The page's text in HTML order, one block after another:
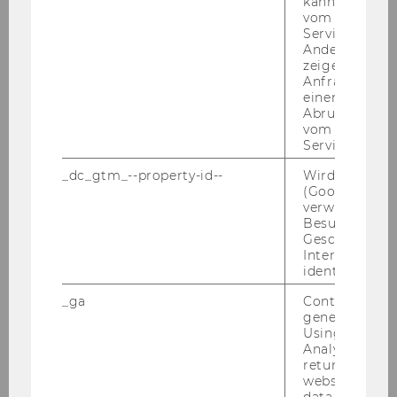
Arbeitnehmerinnen und Arbeitnehmern der
Wirtschaftsuniversität Wien (Abschluss von
Werkverträgen, freien Dienstverträgen sowie
Arbeitsverträgen entsprechend den näheren
Bestimmungen der Richtlinie) bevollmächtigt:
Mag. Gerald Berger, MSc.
MSc Program in Applied
vom AMP-
Service
Andere
zeigen Opt-
Anfrage im
einen Fehler
Abrufen
vom AMP
Service an.
_dc_gtm_--property-id--
Wird von
(Google Tag
verwendet,
Besucher
Geschlecht
Interessen zu
identifizieren.
_ga
Contains a
generated
Using this
Analytics can
returning
website and